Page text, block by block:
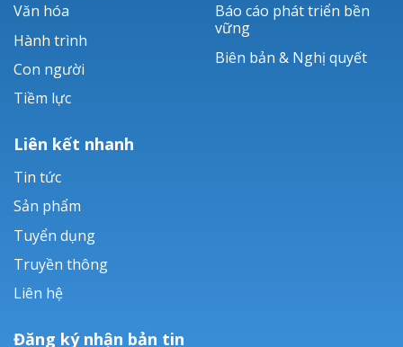
Văn hóa
Hành trình
Con người
Tiềm lực
Báo cáo phát triển bền
vững
Biên bản & Nghị quyết
Liên kết nhanh
Tin tức
Sản phẩm
Tuyển dụng
Truyền thông
Liên hệ
Đăng ký nhận bản tin